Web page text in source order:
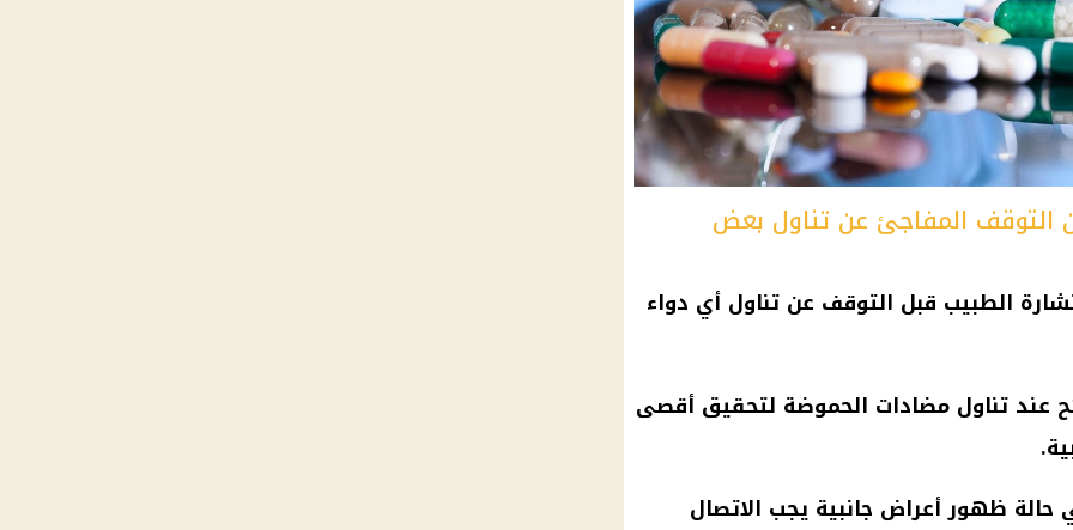
التوقف المفاجئ عن تناول بعض
الطبيب قبل التوقف عن تناول أي دواء
عند تناول مضادات الحموضة لتحقيق أقصى
حالة ظهور أعراض جانبية يجب الاتصال